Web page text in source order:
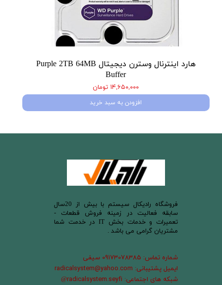
هارد اینترنال وسترن دیجیتال Purple 2TB 64MB
Buffer
۱۴,۶۵۰,۰۰۰ تومان
افزودن به سبد خرید
​فروشگاه رادیکال سیستم با بیش از 20سال
سابقه فعالیت در زمینه فروش قطعات -
تعمیرات و خدمات بخش IT در خدمت شما
مشتریان گرامی می باشد .
شماره تماس: 09173078385 سیفی
ایمیل پشتیبانی: radicalsystem@yahoo.com
شبکه های اجتماعی: radicalsystem.seyfi
@